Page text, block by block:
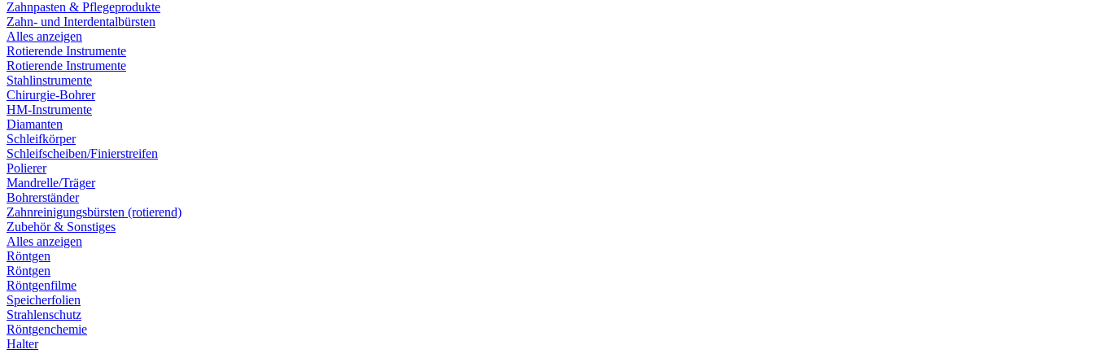
Zahnpasten & Pflegeprodukte
Zahn- und Interdentalbürsten
Alles anzeigen
Rotierende Instrumente
Rotierende Instrumente
Stahlinstrumente
Chirurgie-Bohrer
HM-Instrumente
Diamanten
Schleifkörper
Schleifscheiben/Finierstreifen
Polierer
Mandrelle/Träger
Bohrerständer
Zahnreinigungsbürsten (rotierend)
Zubehör & Sonstiges
Alles anzeigen
Röntgen
Röntgen
Röntgenfilme
Speicherfolien
Strahlenschutz
Röntgenchemie
Halter